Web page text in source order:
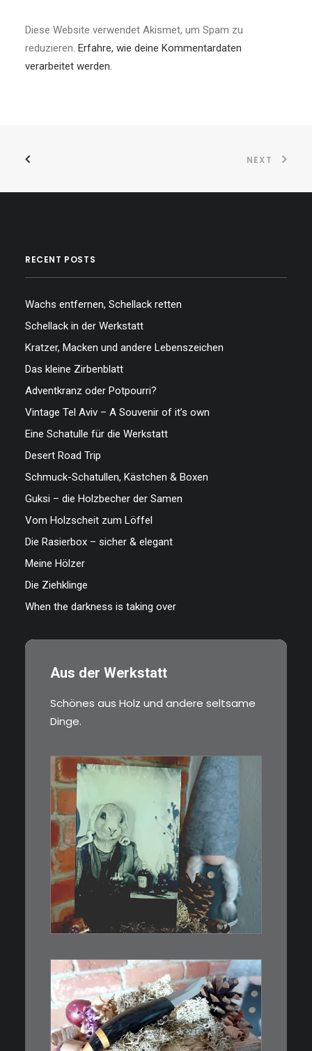
Diese Website verwendet Akismet, um Spam zu
reduzieren. Erfahre, wie deine Kommentardaten
verarbeitet werden.
NEXT
RECENT POSTS
Wachs entfernen, Schellack retten
Schellack in der Werkstatt
Kratzer, Macken und andere Lebenszeichen
Das kleine Zirbenblatt
Adventkranz oder Potpourri?
Vintage Tel Aviv – A Souvenir of it’s own
Eine Schatulle für die Werkstatt
Desert Road Trip
Schmuck-Schatullen, Kästchen & Boxen
Guksi – die Holzbecher der Samen
Vom Holzscheit zum Löffel
Die Rasierbox – sicher & elegant
Meine Hölzer
Die Ziehklinge
When the darkness is taking over
Aus der Werkstatt
Schönes aus Holz und andere seltsame
Dinge.
€3,00
Limitierte Auflage. Original:
Abzug von…
€39,00
Kleines Schmuckmesser, ideal
als…